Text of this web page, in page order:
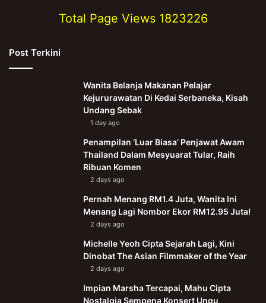
Total Page Views 1823226
Post Terkini
Wanita Belanja Makanan Pelajar
Kejururawatan Di Kedai Serbaneka, Kisah
Undang Sebak
1 day ago
Penampilan ‘Luar Biasa’ Penjawat Awam
Thailand Dalam Mesyuarat Tular, Raih
Ribuan Komen
2 days ago
Pernah Menang RM1.4 Juta, Wanita Ini
Menang Lagi Nombor Ekor RM12.95 Juta!
2 days ago
Michelle Yeoh Cipta Sejarah Lagi, Kini
Dinobat The Asian Filmmaker of the Year
2 days ago
Impian Marsha Tercapai, Mahu Cipta
Nostalgia Sempena Konsert Ungu